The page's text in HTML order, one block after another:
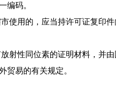
编码。
使用的，应当持许可证复印
放射性同位素的证明材料，并
贸易的有关规定。